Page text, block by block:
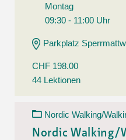
Montag
09:30 - 11:00 Uhr
Parkplatz
CHF 198.00
44 Lektionen
Nordic Walking/
Nordic Walking/